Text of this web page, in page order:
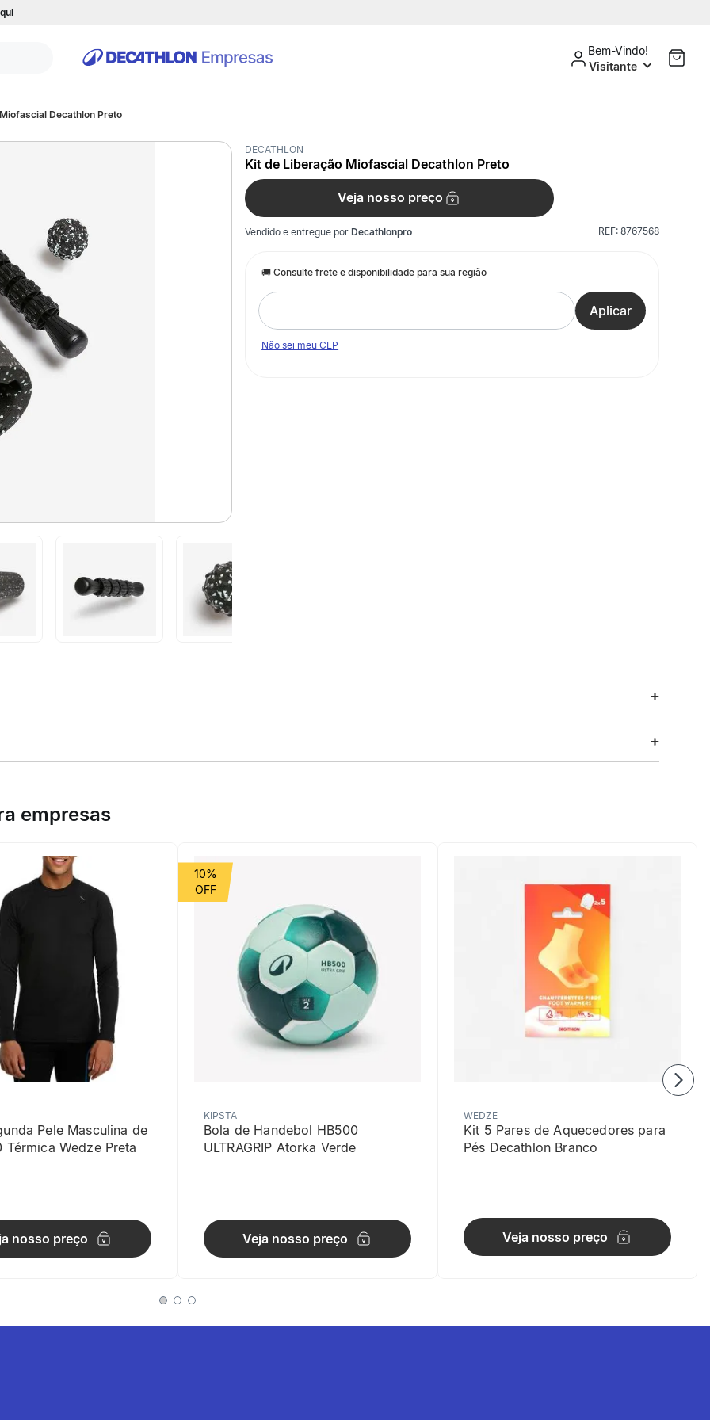
Bem-Vindo!
Visitante
Decathlon Preto
DECATHLON
Kit de Liberação Miofascial Decathlon Preto
Veja nosso preço
Vendido e entregue porDecathlonpro REF: 8767568
Não sei meu CEP
complementares para massagear todos os grupos musculares.
empresas
Pele Masculina de
Térmica Wedze Preta
nosso preço
KIPSTA
Bola de Handebol HB500
ULTRAGRIP Atorka Verde
10%
Veja nosso preço
WEDZE
Kit 5 Pares de Aquecedores para
Pés Decathlon Branco
Veja nosso preço